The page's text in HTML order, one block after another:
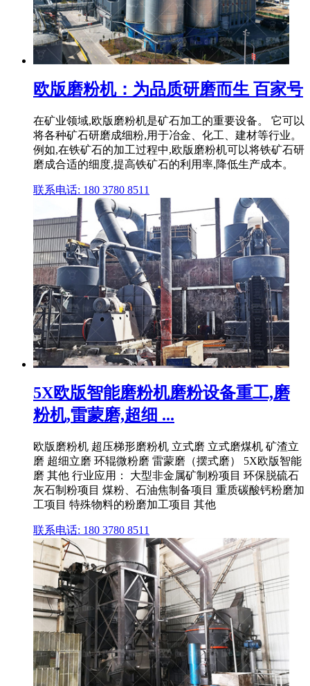
欧版磨粉机：为品质研磨而生 百家号
在矿业领域,欧版磨粉机是矿石加工的重要设备。 它可以
将各种矿石研磨成细粉,用于冶金、化工、建材等行业。
例如,在铁矿石的加工过程中,欧版磨粉机可以将铁矿石研
磨成合适的细度,提高铁矿石的利用率,降低生产成本。
联系电话: 180 3780 8511
5X欧版智能磨粉机磨粉设备重工,磨
粉机,雷蒙磨,超细 ...
欧版磨粉机 超压梯形磨粉机 立式磨 立式磨煤机 矿渣立
磨 超细立磨 环辊微粉磨 雷蒙磨（摆式磨） 5X欧版智能
磨 其他 行业应用： 大型非金属矿制粉项目 环保脱硫石
灰石制粉项目 煤粉、石油焦制备项目 重质碳酸钙粉磨加
工项目 特殊物料的粉磨加工项目 其他
联系电话: 180 3780 8511